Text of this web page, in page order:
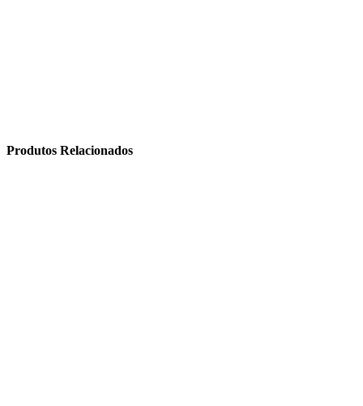
Produtos Relacionados